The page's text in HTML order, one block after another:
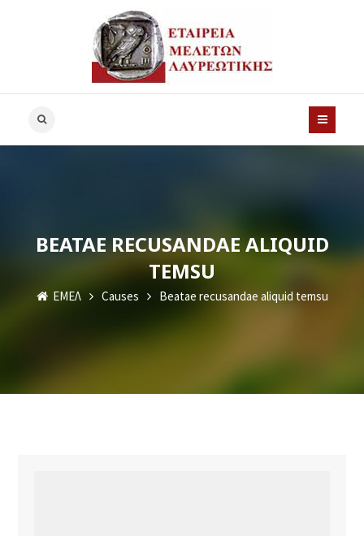
BEATAE RECUSANDAE ALIQUID
TEMSU
ΕΜΕΛ Causes Beatae recusandae aliquid temsu